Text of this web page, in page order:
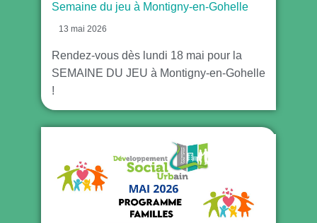
Semaine du jeu à Montigny-en-Gohelle
13 mai 2026
Rendez-vous dès lundi 18 mai pour la
SEMAINE DU JEU à Montigny-en-Gohelle
!